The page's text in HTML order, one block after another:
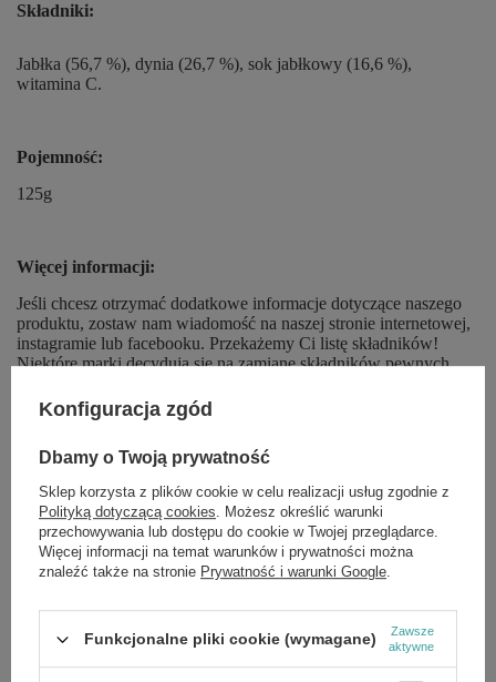
Składniki:
Jabłka (56,7 %), dynia (26,7 %), sok jabłkowy (16,6 %),
witamina C.
Pojemność:
125g
Więcej informacji:
Jeśli chcesz otrzymać dodatkowe informacje dotyczące naszego
produktu, zostaw nam wiadomość na naszej stronie internetowej,
instagramie lub facebooku. Przekażemy Ci listę składników!
Niektóre marki decydują się na zamianę składników pewnych
mieć pewność, że otrzymasz dokładny opis żądanego produktu,
prześlemy Ci zdjęcie wskazanego kosmetyku lub suplementu.
Marka Gerber
Forma Pakowania P
Zobacz również
Konfiguracja zgód
Dbamy o Twoją prywatność
Sklep korzysta z plików cookie w celu realizacji usług zgodnie z
Polityką dotyczącą cookies. Możesz określić warunki
przechowywania lub dostępu do cookie w Twojej przeglądarce.
Więcej informacji na temat warunków i prywatności można
znaleźć także na stronie Prywatność i warunki Google.
Funkcjonalne pliki cookie (wymagane)
Zawsze
aktywne